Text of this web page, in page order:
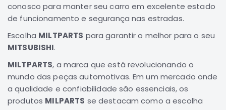
Acessórios
Pajero
Motor
Freio
Correias
Filtros
conosco para manter seu carro em excelente estado
de funcionamento e segurança nas estradas.
Escolha MILTPARTS para garantir o melhor para o seu
MITSUBISHI.
MILTPARTS, a marca que está revolucionando o
mundo das peças automotivas. Em um mercado onde
a qualidade e confiabilidade são essenciais, os
produtos MILPARTS se destacam como a escolha